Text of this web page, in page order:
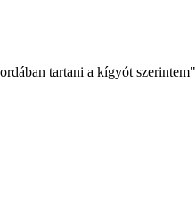
tartani a kígyót szerintem"